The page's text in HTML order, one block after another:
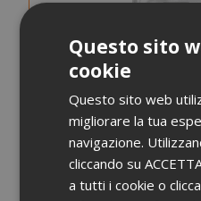
Capsule Saida Gusto
Gusto,
da
Questo sito
cookie
Questo sito web
migliorare la tua
navigazione.
cliccando su
a tutti i cookie o